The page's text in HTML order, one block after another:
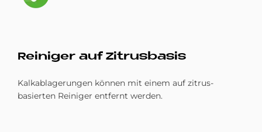
Rei­ni­ger auf Zi­trus­ba­sis
Kalkablagerungen können mit einem auf zitrus-
basierten Reiniger entfernt werden.